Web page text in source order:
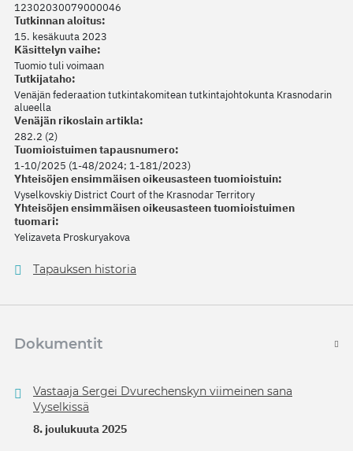
12302030079000046
Tutkinnan aloitus:
15. kesäkuuta 2023
Käsittelyn vaihe:
Tuomio tuli voimaan
Tutkijataho:
Venäjän federaation tutkintakomitean tutkintajohtokunta Krasnodarin
alueella
Venäjän rikoslain artikla:
282.2 (2)
Tuomioistuimen tapausnumero:
1-10/2025 (1-48/2024; 1-181/2023)
Yhteisöjen ensimmäisen oikeusasteen tuomioistuin:
Vyselkovskiy District Court of the Krasnodar Territory
Yhteisöjen ensimmäisen oikeusasteen tuomioistuimen
tuomari:
Yelizaveta Proskuryakova
Tapauksen historia
Dokumentit
Vastaaja Sergei Dvurechenskyn viimeinen sana
Vyselkissä
8. joulukuuta 2025